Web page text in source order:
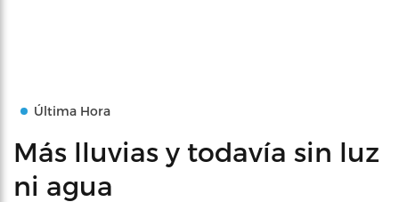
Última Hora
Más lluvias y todavía sin luz
ni agua